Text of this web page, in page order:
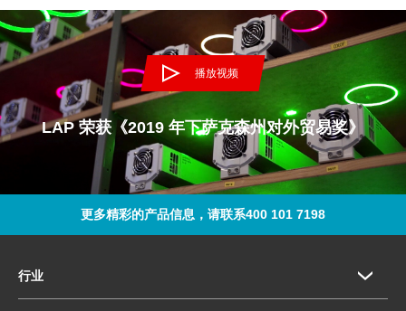
播放视频
LAP 荣获《2019 年下萨克森州对外贸易奖》
更多精彩的产品信息，请联系400 101 7198
行业